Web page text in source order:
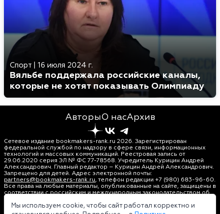
Мы используем cookie, чтобы сайт работал корректно и
Спорт 16 июля 2024 г.
Вяльбе поддержала российские каналы,
которые не хотят показывать Олимпиаду
АвторыО насАрхив
Сетевое издание bookmakers-rank.ru 2026. Зарегистрирован
федеральной службой по надзору в сфере связи, информационных
технологий и массовых коммуникаций. Реестровая запись от
29.06.2020 серия ЭЛ № ФС 77-78568. Учредитель Курицин Андрей
Александрович. Главный редактор – Курицин Андрей Александрович.
Запрещено для детей. Адрес электронной почты:
partners@bookmakers-rank.ru, телефон редакции +7 (980) 683-96-60.
Все права на любые материалы, опубликованные на сайте, защищены в
соответствии с российским и международным законодательством об
фото, аудио и видеоматериалов возможно только с согласия
правообладателя (bookmakers-rank.ru). Персональные данные (ФЗ